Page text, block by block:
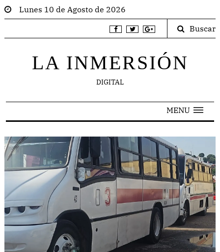
Lunes 10 de Agosto de 2026
Buscar
LA INMERSIÓN
DIGITAL
MENU